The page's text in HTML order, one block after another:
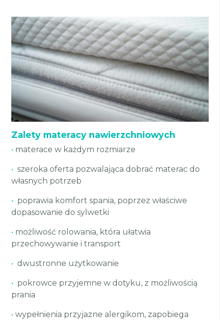
Zalety materacy nawierzchniowych
• materace w każdym rozmiarze
• szeroka oferta pozwalająca dobrać materac do
własnych potrzeb
• poprawia komfort spania, poprzez właściwe
dopasowanie do sylwetki
• możliwość rolowania, która ułatwia
przechowywanie i transport
• dwustronne użytkowanie
• pokrowce przyjemne w dotyku, z możliwością
prania
• wypełnienia przyjazne alergikom, zapobiega